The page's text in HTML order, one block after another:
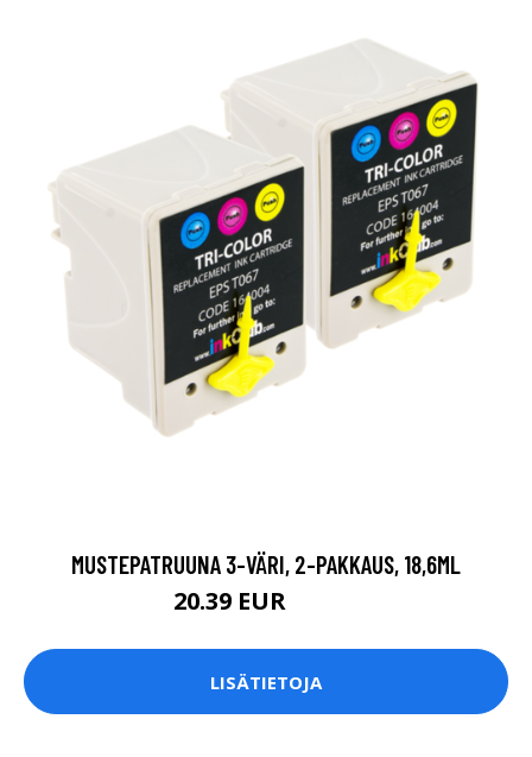
MUSTEPATRUUNA 3-VÄRI, 2-PAKKAUS, 18,6ML
20.39 EUR
LISÄTIETOJA